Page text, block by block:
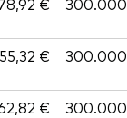
€ 300.000
€ 300.000